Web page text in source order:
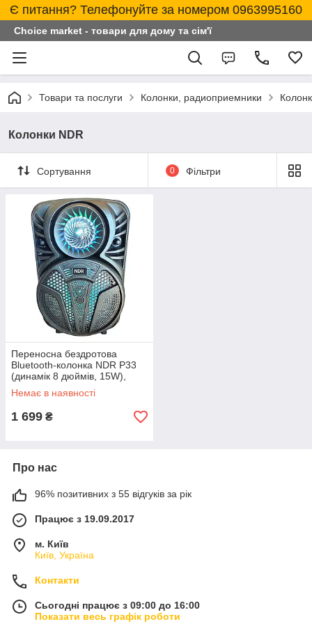
Є питання? Телефонуйте за номером 0963995160
Choice market - товари для дому та сім'ї
Товари та послуги Колонки, радиоприемники
Колонки NDR
Сортування 0 Фільтри
Переносна бездротова
Bluetooth-колонка NDR P33
(динамік 8 дюймів, 15W),
портативна акустична
система з підсвіткою та
Немає в наявності
1 699 ₴
Про нас
96% позитивних з 55 відгуків за рік
Працює з 19.09.2017
м. Київ
Київ, Україна
Контакти
Сьогодні працює з 09:00 до 16:00
Показати весь графік роботи